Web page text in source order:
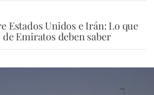
Estados Unidos e Irán: Lo que
Emiratos deben saber